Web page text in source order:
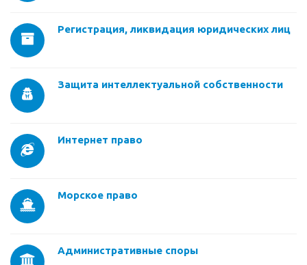
Регистрация, ликвидация юридических лиц
Защита интеллектуальной собственности
Интернет право
Морское право
Административные споры